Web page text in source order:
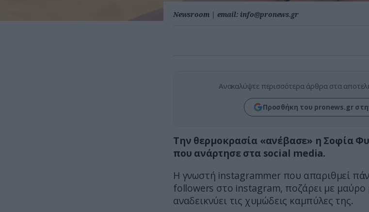
Newsroom | email: info@pronews.gr
Ανακαλύψτε περισσότερα άρθρα στα
Προσθήκη του pronews.gr
Την θερμοκρασία «ανέβασε» η Σοφία
που ανάρτησε στα social media.
Η γνωστή instagrammer που απαριθμεί
followers στο instagram, ποζάρει με μαύρο
αναδεικνύει τις χυμώδεις καμπύλες της.